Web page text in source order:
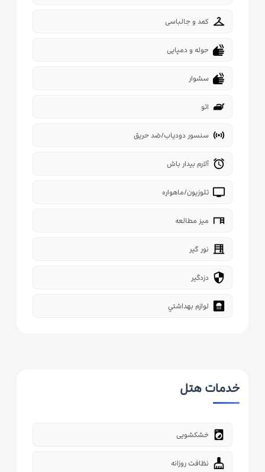
checkroom کمد و جالباسی
dry حوله و دمپایی
dry سشوار
iron اتو
sensors سنسور دودیاب/ضد حریق
alarm آلارم بیدار باش
tv تلوزیون/ماهواره
desk میز مطالعه
blinds نور گیر
security دزدگیر
bathroom لوازم بهداشتي
خدمات هتل
local_laundry_service خشکشویی
cleaning_services نظافت روزانه